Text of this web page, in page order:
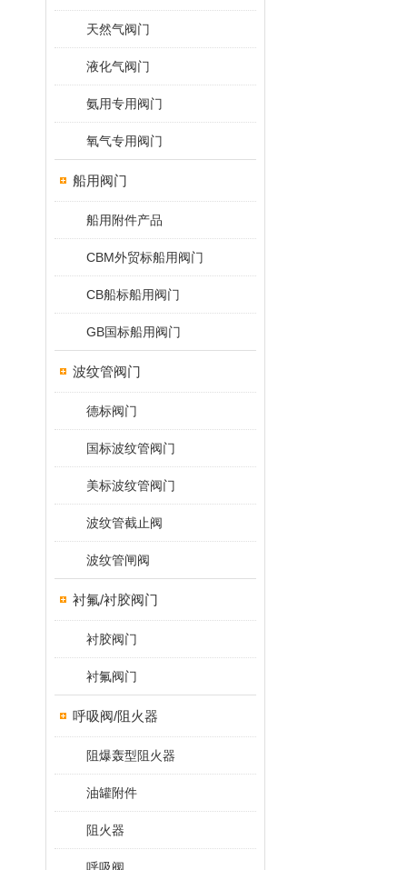
天然气阀门
液化气阀门
氨用专用阀门
氧气专用阀门
船用阀门
船用附件产品
CBM外贸标船用阀门
CB船标船用阀门
GB国标船用阀门
波纹管阀门
德标阀门
国标波纹管阀门
美标波纹管阀门
波纹管截止阀
波纹管闸阀
衬氟/衬胶阀门
衬胶阀门
衬氟阀门
呼吸阀/阻火器
阻爆轰型阻火器
油罐附件
阻火器